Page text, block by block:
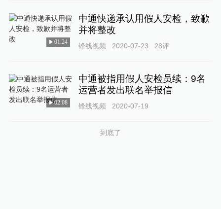
01:24
中通快递承认用假人安检，致歉
并将整改
锋线视频 2020-07-23 28评
02:08
中通被指用假人安检员续：9名
运营者发出联名举报信
锋线视频 2020-07-19
到底了